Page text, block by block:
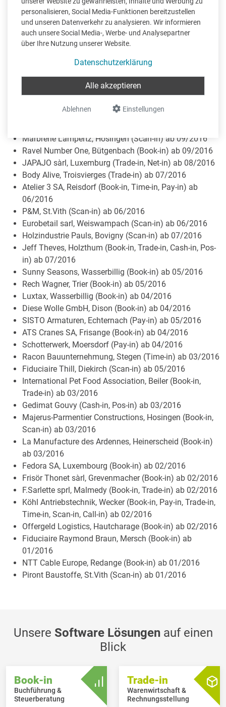
personalisieren, Social Media-Funktionen bereitzustellen
und unseren Datenverkehr zu analysieren. Wir informieren
auch unsere Social Media-, Werbe- und Analysepartner
über Ihre Nutzung unserer Website.
Datenschutzerklärung
Einstellungen
Ablehnen
Alle akzeptieren
Aqua Natur, Hosingen (Pay-in) ab 11/2016
Metzgerei Zahn-Drouven, Kelmis (Book-in) ab 10/2016
LUX T.P. sa, Sandweiler (Book-in, Scan-in) ab 10/2016
Rinnen Henri Transports, Weiswampach (Pay-in) ab
Navilux Shifffahrt sàrl (Pay-in) ab 10/2016
Barz + Willems GmbH, Bitburg (Book-in) ab 10/2016
Bastin-Elektrotechnik, Kelmis (Book-in) ab 10/2016
Naturzentrum Haus Ternell, Eupen (Scan-in) ab
Marbrerie Lampertz, Hosingen (Scan-in) ab 09/2016
Ravel Number One, Bütgenbach (Book-in) ab 09/2016
JAPAJO sàrl, Luxemburg (Trade-in, Net-in) ab 08/2016
Body Alive, Troisvierges (Trade-in) ab 07/2016
Atelier 3 SA, Reisdorf (Book-in, Time-in, Pay-in) ab
06/2016
P&M, St.Vith (Scan-in) ab 06/2016
Eurobetail sarl, Weiswampach (Scan-in) ab 06/2016
Holzindustrie Pauls, Bovigny (Scan-in) ab 07/2016
Jeff Theves, Holzthum (Book-in, Trade-in, Cash-in, Pos-
in) ab 07/2016
Sunny Seasons, Wasserbillig (Book-in) ab 05/2016
Rech Wagner, Trier (Book-in) ab 05/2016
Luxtax, Wasserbillig (Book-in) ab 04/2016
Diese Wolle GmbH, Dison (Book-in) ab 04/2016
SISTO Armaturen, Echternach (Pay-in) ab 05/2016
ATS Cranes SA, Frisange (Book-in) ab 04/2016
Schotterwerk, Moersdorf (Pay-in) ab 04/2016
Racon Bauunternehmung, Stegen (Time-in) ab 03/2016
Fiduciaire Thill, Diekirch (Scan-in) ab 05/2016
International Pet Food Association, Beiler (Book-in,
Trade-in) ab 03/2016
Gedimat Gouvy (Cash-in, Pos-in) ab 03/2016
Majerus-Parmentier Constructions, Hosingen (Book-in,
Scan-in) ab 03/2016
La Manufacture des Ardennes, Heinerscheid (Book-in)
ab 03/2016
Fedora SA, Luxembourg (Book-in) ab 02/2016
Frisör Thonet sàrl, Grevenmacher (Book-in) ab 02/2016
F.Sarlette sprl, Malmedy (Book-in, Trade-in) ab 02/2016
Köhl Antriebstechnik, Wecker (Book-in, Pay-in, Trade-in,
Time-in, Scan-in, Call-in) ab 02/2016
Offergeld Logistics, Hautcharage (Book-in) ab 02/2016
Fiduciaire Raymond Braun, Mersch (Book-in) ab
01/2016
NTT Cable Europe, Redange (Book-in) ab 01/2016
Piront Baustoffe, St.Vith (Scan-in) ab 01/2016
Unsere Software Lösungenauf einen
Blick
Book-in
Buchführung &
Steuerberatung
Trade-in
Warenwirtschaft &
Rechnungsstellung